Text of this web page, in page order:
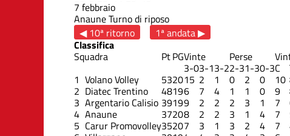
7 febbraio
AnauneTurno di riposo
◀ 10ª ritorno
1ª andata ▶
Classifica
Squadra PtPGVinte Perse
3-03-13-22-31-30-3C
1 Volano Volley 532015 2 1 0 2 0 10
2 Diatec Trentino 48196 7 4 1 1 0 9
3 Argentario Calisio 39199 2 2 2 3 1 7
4 Anaune 37208 2 2 3 1 4 7
5 Carur Promovolley35207 3 1 3 2 4 7